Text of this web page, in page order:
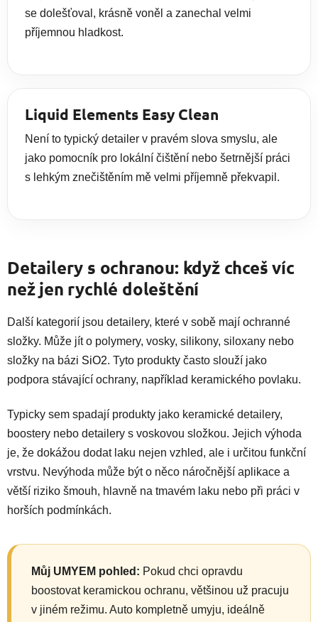
se dolešťoval, krásně voněl a zanechal velmi
příjemnou hladkost.
Liquid Elements Easy Clean
Není to typický detailer v pravém slova smyslu, ale
jako pomocník pro lokální čištění nebo šetrnější práci
s lehkým znečištěním mě velmi příjemně překvapil.
Detailery s ochranou: když chceš víc
než jen rychlé doleštění
Další kategorií jsou detailery, které v sobě mají ochranné
složky. Může jít o polymery, vosky, silikony, siloxany nebo
složky na bázi SiO2. Tyto produkty často slouží jako
podpora stávající ochrany, například keramického povlaku.
Typicky sem spadají produkty jako keramické detailery,
boostery nebo detailery s voskovou složkou. Jejich výhoda
je, že dokážou dodat laku nejen vzhled, ale i určitou funkční
vrstvu. Nevýhoda může být o něco náročnější aplikace a
větší riziko šmouh, hlavně na tmavém laku nebo při práci v
horších podmínkách.
Můj UMYEM pohled: Pokud chci opravdu
boostovat keramickou ochranu, většinou už pracuju
v jiném režimu. Auto kompletně umyju, ideálně